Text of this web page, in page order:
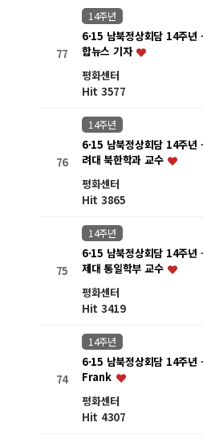
77
14주년
6·15 남북정상회담 14주
합뉴스 기자
평화센터
Hit 3577
76
14주년
6·15 남북정상회담 14주
려대 북한학과 교수
평화센터
Hit 3865
75
14주년
6·15 남북정상회담 14주
제대 통일학부 교수
평화센터
Hit 3419
74
14주년
6·15 남북정상회담 14주
Frank
평화센터
Hit 4307